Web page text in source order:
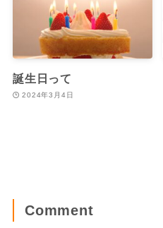
誕生日って
2024年3月4日
Comment